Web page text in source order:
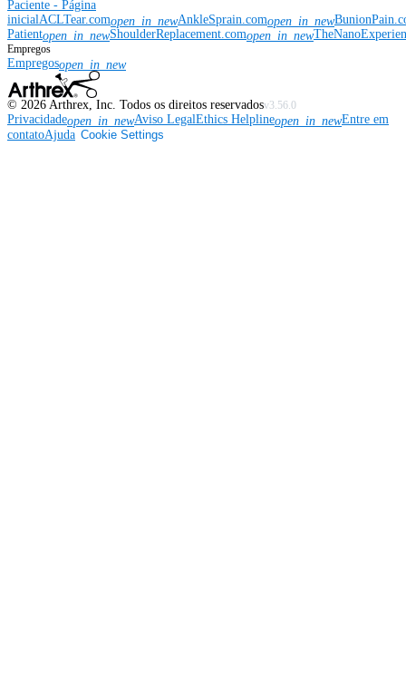
Paciente - Página
inicial ACLTear.comopen_in_newAnkleSprain.comopen_in_new
Patientopen_in_newShoulderReplacement.comopen_in_new
Empregos
Empregosopen_in_new
© 2026 Arthrex, Inc. Todos os direitos reservadosv3.56.0
Privacidadeopen_in_newAviso LegalEthics Helplineopen_in_newEntre em
contatoAjuda Cookie Settings